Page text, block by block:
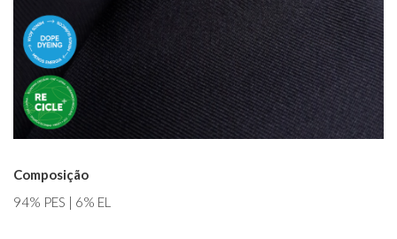
Composição
94% PES | 6% EL